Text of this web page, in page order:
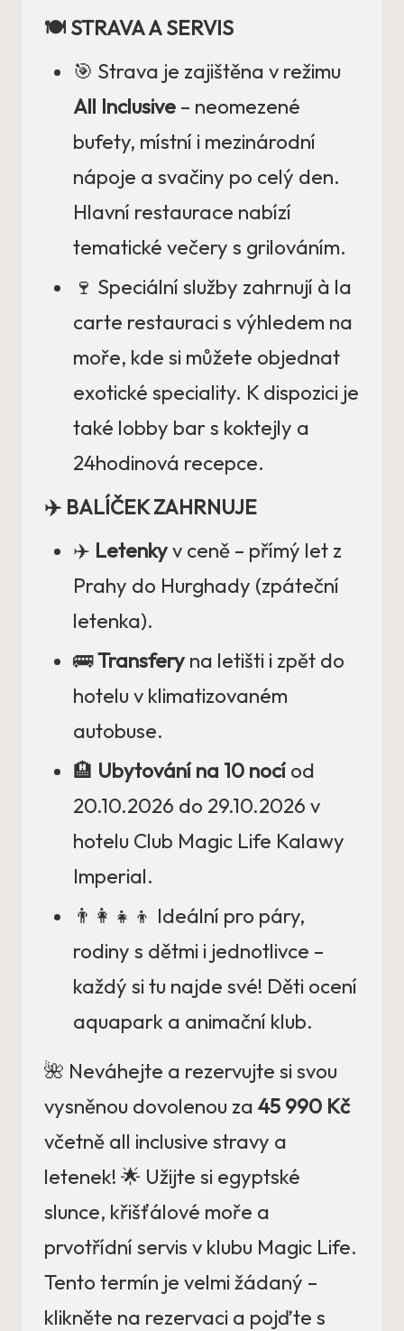
🍽️ STRAVA A SERVIS
🎯 Strava je zajištěna v režimu
All Inclusive – neomezené
bufety, místní i mezinárodní
nápoje a svačiny po celý den.
Hlavní restaurace nabízí
tematické večery s grilováním.
🍷 Speciální služby zahrnují à la
carte restauraci s výhledem na
moře, kde si můžete objednat
exotické speciality. K dispozici je
také lobby bar s koktejly a
24hodinová recepce.
✈️ BALÍČEK ZAHRNUJE
✈️ Letenkyv ceně – přímý let z
Prahy do Hurghady (zpáteční
letenka).
🚌Transfery na letišti i zpět do
hotelu v klimatizovaném
autobuse.
🏨 Ubytování na 10 nocí od
20.10.2026 do 29.10.2026 v
hotelu Club Magic Life Kalawy
Imperial.
👨‍👩‍👧‍👦 Ideální pro páry,
rodiny s dětmi i jednotlivce –
každý si tu najde své! Děti ocení
aquapark a animační klub.
🌺 Neváhejte a rezervujte si svou
vysněnou dovolenou za 45 990 Kč
včetně all inclusive stravy a
letenek! 🌟 Užijte si egyptské
slunce, křišťálové moře a
prvotřídní servis v klubu Magic Life.
Tento termín je velmi žádaný –
klikněte na rezervaci a pojďte s